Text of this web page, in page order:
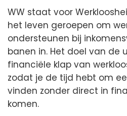
WW staat voor
het leven geroepen om
ondersteunen bij
banen in. Het doel van de
financiële klap van
zodat je de tijd hebt om
vinden zonder direct in
komen.